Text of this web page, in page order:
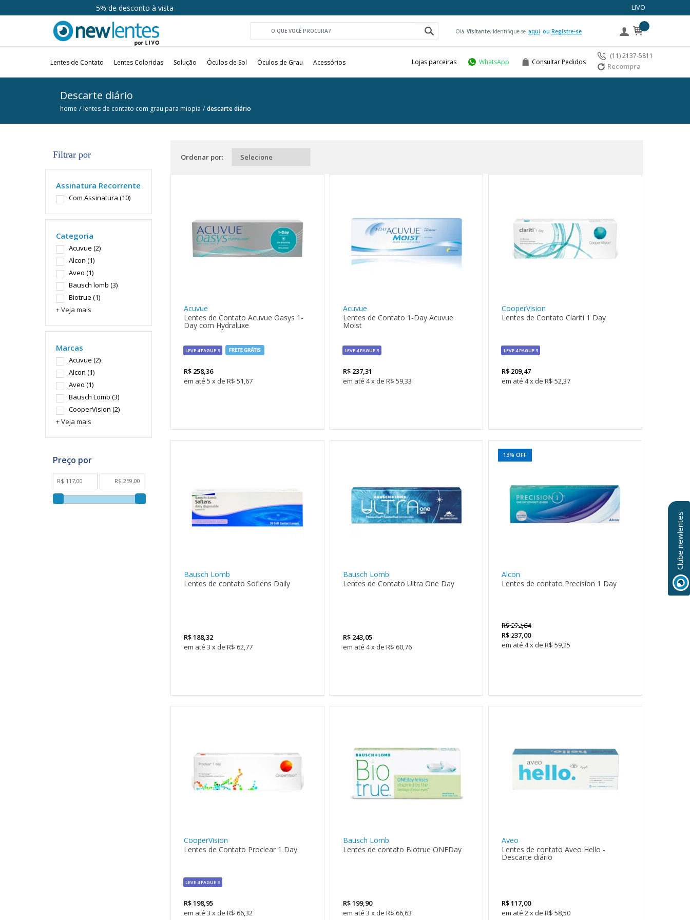
5% de desconto à vista LIVO
Olá Visitante, Identifique-se aqui Registre-se
Lentes de Contato Lentes Coloridas Solução Óculos de Sol Óculos de Grau Acessórios Lojas parceiras WhatsApp Consultar Pedidos
(11) 2137-5811
Recompra
Descarte diário
home lentes de contato com grau para miopia descarte diário
Filtrar por
Assinatura Recorrente
Com Assinatura (10)
Categoria
Acuvue (2)
Alcon (1)
Aveo (1)
Bausch lomb (3)
Biotrue (1)
+ Veja mais
Marcas
Acuvue (2)
Alcon (1)
Aveo (1)
Bausch Lomb (3)
CooperVision (2)
+ Veja mais
Ordenar por:
LEVE 4 PAGUE 3
Acuvue
Lentes de Contato Acuvue Oasys 1-
Day com Hydraluxe
R$ 258,36
5 x de R$ 51,67
LEVE 4 PAGUE 3
Acuvue
Lentes de Contato 1-Day Acuvue
Moist
R$ 237,31
4x de R$ 59,33
LEVE 4 PAGUE 3
CooperVision
Lentes de Contato Clariti 1 Day
R$ 209,47
4x de R$ 52,37
Bausch Lomb
Lentes de contato Soflens Daily
R$188,32
3 x de R$ 62,77
Bausch Lomb
Lentes de Contato Ultra One Day
R$ 243,05
4x de R$ 60,76
PAGUE
3
13% OFF
Alcon
Lentes de contato Precision 1 Day
R$272,64
R$ 237,00
4x de R$ 59,25
LEVE 4 PAGUE 3
CooperVision
Lentes de Contato Proclear 1 Day
R$198,95
3 x de R$ 66,32
Bausch Lomb
Lentes de contato Biotrue ONEDay
R$199,90
3 x de R$ 66,63
Aveo
Lentes de contato Aveo Hello -
Descarte diário
R$117,00
2x de R$ 58,50
Clube newlentes